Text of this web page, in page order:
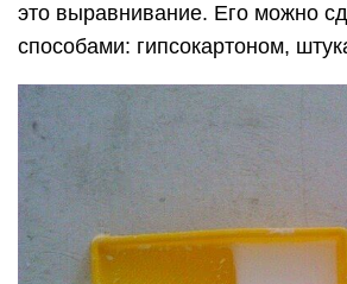
это выравнивание. Его можно
способами: гипсокартоном,